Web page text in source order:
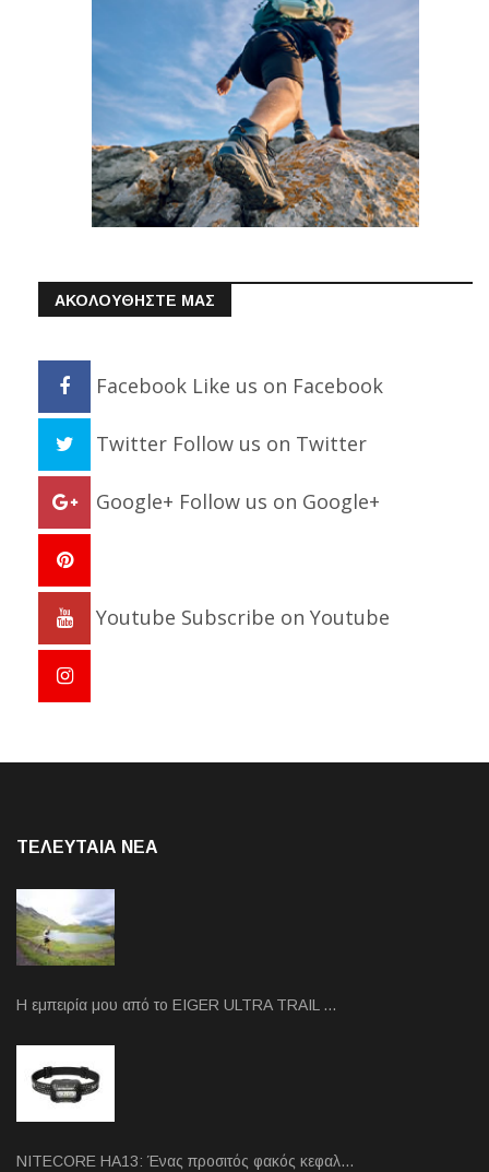
ΑΚΟΛΟΥΘΗΣΤΕ ΜΑΣ
Facebook Like us on Facebook
Twitter Follow us on Twitter
Google+ Follow us on Google+
Youtube Subscribe on Youtube
ΤΕΛΕΥΤΑΙΑ NEA
Η εμπειρία μου από το EIGER ULTRA TRAIL …
NITECORE HA13: Ένας προσιτός φακός κεφαλ…